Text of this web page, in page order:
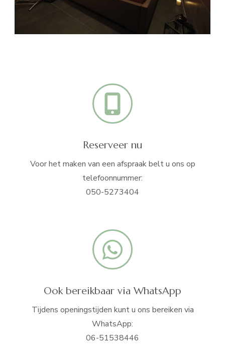
Reserveer nu
Voor het maken van een afspraak belt u ons op
telefoonnummer:
050-5273404
Ook bereikbaar via WhatsApp
Tijdens openingstijden kunt u ons bereiken via
WhatsApp:
06-51538446